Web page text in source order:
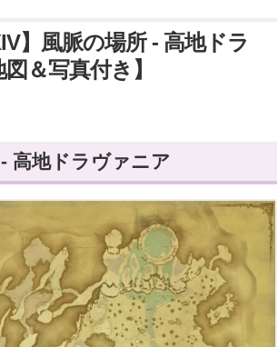
】風脈の場所 - 高地ドラ
＆写真付き】
高地ドラヴァニア